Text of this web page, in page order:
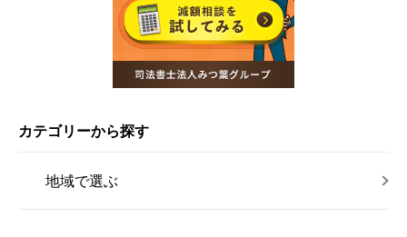
カテゴリーから探す
地域で選ぶ